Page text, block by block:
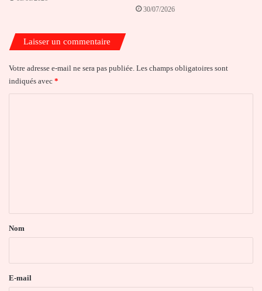
30/07/2026
Laisser un commentaire
Votre adresse e-mail ne sera pas publiée. Les champs obligatoires sont
indiqués avec *
a
e
Nom
E-mail